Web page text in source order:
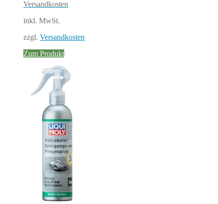
Versandkosten
inkl. MwSt.
zzgl. Versandkosten
Zum Produkt